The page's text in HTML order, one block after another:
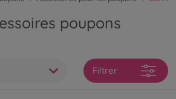
poupons
Filtrer